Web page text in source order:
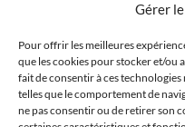
Gérer
Pour offrir les meilleures
que les cookies pour stocker et/ou
fait de consentir à ces
telles que le comportement de
ne pas consentir ou de retirer son
La
Synthèse des